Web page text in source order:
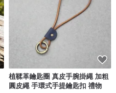
植鞣革鑰匙圈 真皮手腕掛繩 加粗
圓皮繩 手環式手提鑰匙扣 禮物